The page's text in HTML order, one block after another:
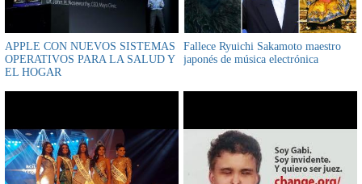
APPLE CON NUEVOS SISTEMAS
OPERATIVOS PARA LA SALUD Y
EL HOGAR
Fallece Ryuichi Sakamoto maestro
japonés de música electrónica